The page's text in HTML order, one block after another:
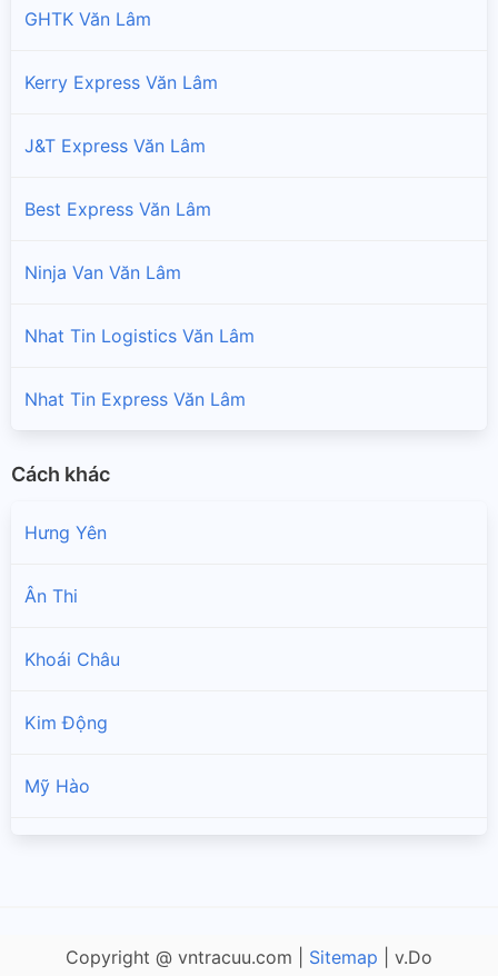
GHTK Văn Lâm
Kerry Express Văn Lâm
J&T Express Văn Lâm
Best Express Văn Lâm
Ninja Van Văn Lâm
Nhat Tin Logistics Văn Lâm
Nhat Tin Express Văn Lâm
Cách khác
Hưng Yên
Ân Thi
Khoái Châu
Kim Động
Mỹ Hào
Copyright @ vntracuu.com | Sitemap | v.Do